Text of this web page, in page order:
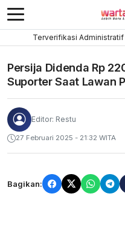
Terverifikasi
Persija Didenda Rp
Suporter Saat Lawan
Editor: Restu
27 Februari 2025 - 21:32 WITA
Bagikan: